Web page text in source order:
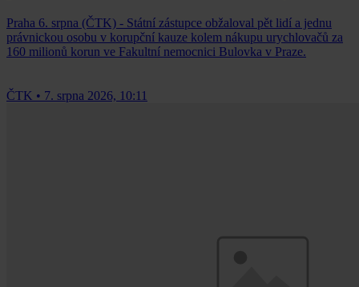
Praha 6. srpna (ČTK) - Státní zástupce obžaloval pět lidí a jednu
právnickou osobu v korupční kauze kolem nákupu urychlovačů za
160 milionů korun ve Fakultní nemocnici Bulovka v Praze.
ČTK • 7. srpna 2026, 10:11